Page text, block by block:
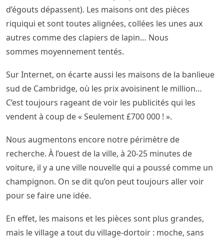
d’égouts dépassent). Les maisons ont des pièces
riquiqui et sont toutes alignées, collées les unes aux
autres comme des clapiers de lapin… Nous
sommes moyennement tentés.
Sur Internet, on écarte aussi les maisons de la banlieue
sud de Cambridge, où les prix avoisinent le million…
C’est toujours rageant de voir les publicités qui les
vendent à coup de « Seulement £700 000 ! ».
Nous augmentons encore notre périmètre de
recherche. À l’ouest de la ville, à 20-25 minutes de
voiture, il y a une ville nouvelle qui a poussé comme un
champignon. On se dit qu’on peut toujours aller voir
pour se faire une idée.
En effet, les maisons et les pièces sont plus grandes,
mais le village a tout du village-dortoir : moche, sans